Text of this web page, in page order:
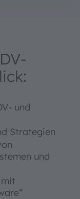
und
Strategien
und